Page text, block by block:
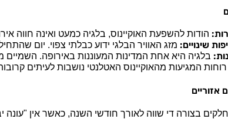
הודות להשפעת האוקיינוס, בלגיה כמעט ואינה חווה
שינויים: מזג האוויר הבלגי ידוע כבלתי צפוי. יום
בלגיה היא אחת המדינות המעוננות באירופה.
רוחות המגיעות מהאוקיינוס האטלנטי נושבות לעיתים
אזוריים
בצורה די שווה לאורך חודשי השנה, כאשר אין